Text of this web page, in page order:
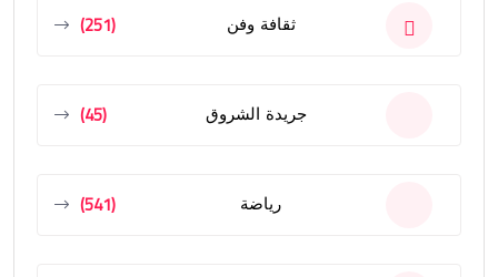
ثقافة وفن (251)
جريدة الشروق (45)
رياضة (541)